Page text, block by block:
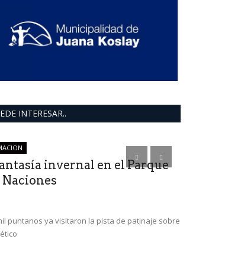
INTERESAR..
invernal en el Parque
Naciones
puntanos ya visitaron la pista de patinaje sobre